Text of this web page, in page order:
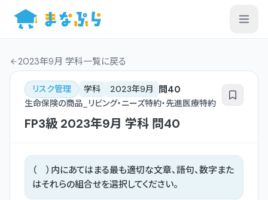
2023年9月 学科一覧に戻る
リスク管理 学科 2023年9月 問40
生命保険の商品_リビング・ニーズ特約・先進医療特約
FP3級 2023年9月 学科 問40
（ ）内にあてはまる最も適切な文章、語句、数字また
はそれらの組合せを選択してください。